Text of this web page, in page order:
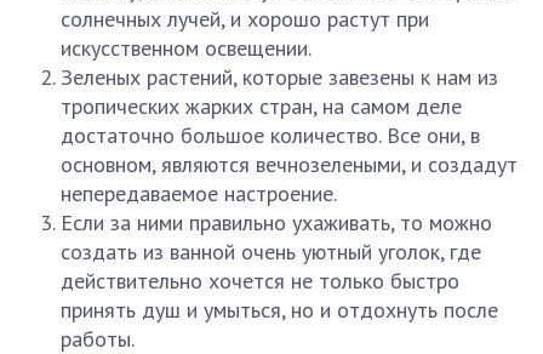
солнечных лучей, и хорошо растут при
искусственном освещении.
Зеленых растений, которые завезены к нам из
тропических жарких стран, на самом деле
достаточно большое количество. Все они, в
основном, являются вечнозелеными, и создадут
непередаваемое настроение.
Если за ними правильно ухаживать, то можно
создать из ванной очень уютный уголок, где
действительно хочется не только быстро
принять душ и умыться, но и отдохнуть после
работы.